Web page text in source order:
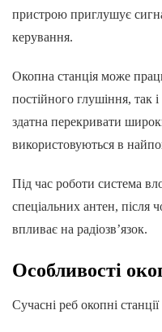
пристрою приглушує
керування.
Окопна станція може
постійного глушіння, так
здатна перекривати
використовуються в
Під час роботи система
спеціальних антен, після
впливає на радіозв’язок.
Особливості
Сучасні реб окопні